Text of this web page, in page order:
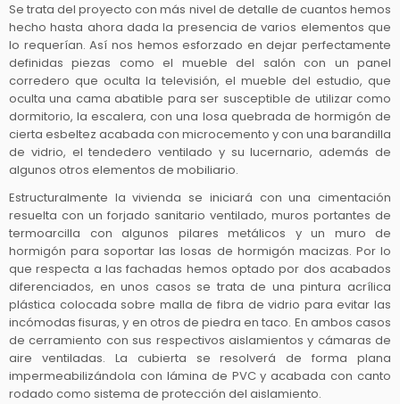
Se trata del proyecto con más nivel de detalle de cuantos hemos
hecho hasta ahora dada la presencia de varios elementos que
lo requerían. Así nos hemos esforzado en dejar perfectamente
definidas piezas como el mueble del salón con un panel
corredero que oculta la televisión, el mueble del estudio, que
oculta una cama abatible para ser susceptible de utilizar como
dormitorio, la escalera, con una losa quebrada de hormigón de
cierta esbeltez acabada con microcemento y con una barandilla
de vidrio, el tendedero ventilado y su lucernario, además de
algunos otros elementos de mobiliario.
Estructuralmente la vivienda se iniciará con una cimentación
resuelta con un forjado sanitario ventilado, muros portantes de
termoarcilla con algunos pilares metálicos y un muro de
hormigón para soportar las losas de hormigón macizas. Por lo
que respecta a las fachadas hemos optado por dos acabados
diferenciados, en unos casos se trata de una pintura acrílica
plástica colocada sobre malla de fibra de vidrio para evitar las
incómodas fisuras, y en otros de piedra en taco. En ambos casos
de cerramiento con sus respectivos aislamientos y cámaras de
aire ventiladas. La cubierta se resolverá de forma plana
impermeabilizándola con lámina de PVC y acabada con canto
rodado como sistema de protección del aislamiento.